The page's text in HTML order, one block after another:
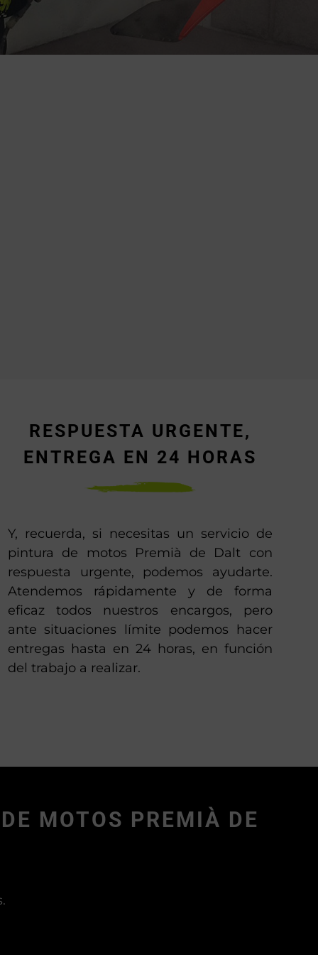
RESPUESTA URGENTE,
ENTREGA EN 24 HORAS
Y, recuerda, si necesitas un servicio de
pintura de motos Premià de Dalt con
respuesta urgente, podemos ayudarte.
Atendemos rápidamente y de forma
eficaz todos nuestros encargos, pero
ante situaciones límite podemos hacer
entregas hasta en 24 horas, en función
del trabajo a realizar.
MOTOS PREMIÀ DE